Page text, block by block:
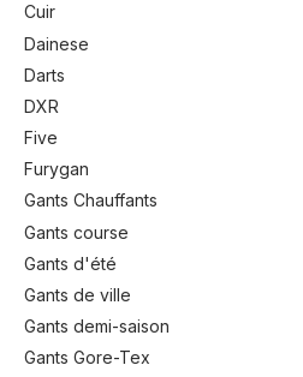
Cuir
Dainese
Darts
DXR
Five
Furygan
Gants Chauffants
Gants course
Gants d'été
Gants de ville
Gants demi-saison
Gants Gore-Tex